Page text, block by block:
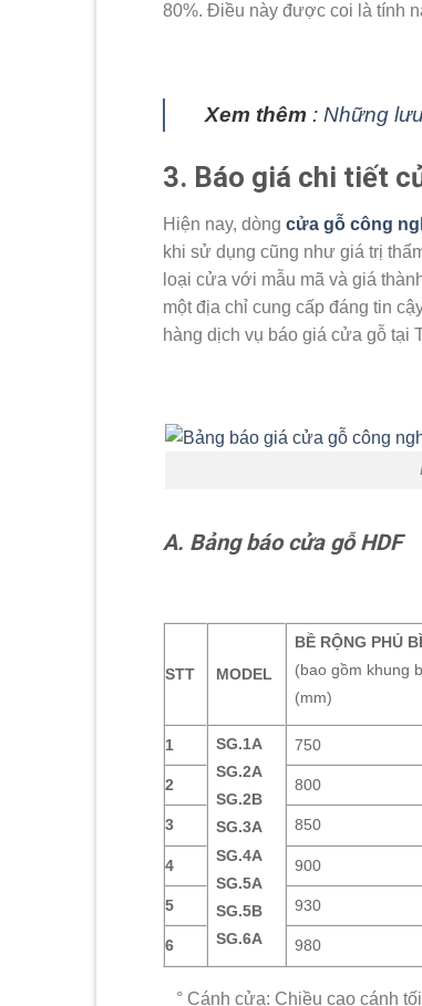
80%. Điều này được coi là tính
Xem thêm : Những
3. Báo giá chi tiết
Hiện nay, dòng cửa gỗ công
khi sử dụng cũng như giá trị
loại cửa với mẫu mã và giá
một địa chỉ cung cấp đáng tin
hàng dịch vụ báo giá cửa gỗ tại
A. Bảng báo cửa gỗ HDF
STT MODEL
BỀ RỘNG PHỦ BÌ
(bao gồm khung
(mm)
1
SG.1A
SG.2A
SG.2B
SG.3A
SG.4A
SG.5A
SG.5B
SG.6A
750
2 800
3 850
4 900
5 930
6 980
° Cánh cửa: Chiều cao cánh